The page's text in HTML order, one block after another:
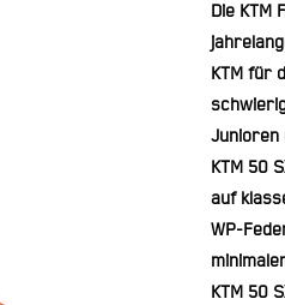
Die KTM
KTM für
Junioren
KTM 50
auf
WP-
KTM 50